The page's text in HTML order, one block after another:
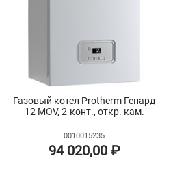
Газовый котел Protherm Гепард
12 MOV, 2-конт., откр. кам.
0010015235
94 020,00 ₽